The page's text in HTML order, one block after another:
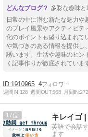
多彩な趣味
日常の中に潜む新たな魅力
のプレイ風景やアクティビテ
化のポイントも盛り込まれて
や気づきのある情報を提供し
誘います。生活や趣味のヒン
く記事作りが徹底されていま
1910965 4
週間IN:128 週間OUT:568 月間IN:272
17 キレイゴ
英語で会話
ます